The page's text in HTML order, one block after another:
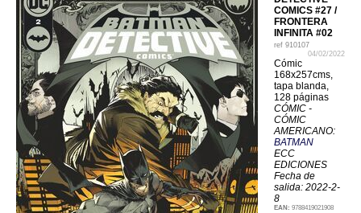
COMICS #27 /
FRONTERA
INFINITA #02
ref 910107
04/02/2022
Cómic
168x257cms,
tapa blanda,
128 páginas
CÓMIC -
CÓMIC
AMERICANO:
BATMAN
ECC
EDICIONES
Fecha de
salida: 2022-2-
8
EAN: 9788419021908